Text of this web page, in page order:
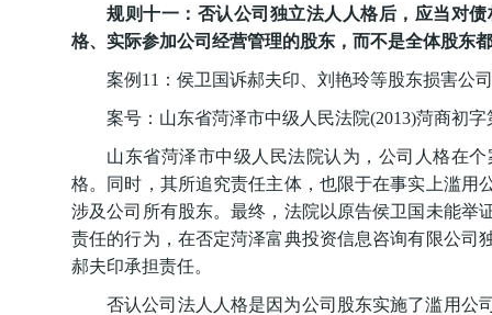
规则十一：否认公司独立法人人格后，应当对
格、实际参加公司经营管理的股东，而不是全体股东
案例11：侯卫国诉郝夫印、刘艳玲等股东损害公
案号：山东省菏泽市中级人民法院(2013)菏商初
山东省菏泽市中级人民法院认为，公司人格在
格。同时，其所追究责任主体，也限于在事实上滥用
涉及公司所有股东。最终，法院以原告侯卫国未能举
责任的行为，在否定菏泽富典投资信息咨询有限公司
郝夫印承担责任。
否认公司法人人格是因为公司股东实施了滥用公